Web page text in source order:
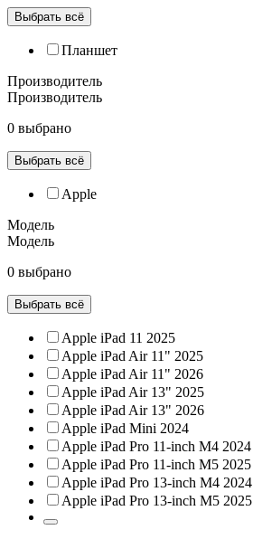
Выбрать всё
Планшет
Производитель
Производитель
0 выбрано
Выбрать всё
Apple
Модель
Модель
0 выбрано
Выбрать всё
Apple iPad 11 2025
Apple iPad Air 11" 2025
Apple iPad Air 11" 2026
Apple iPad Air 13" 2025
Apple iPad Air 13" 2026
Apple iPad Mini 2024
Apple iPad Pro 11-inch M4 2024
Apple iPad Pro 11-inch M5 2025
Apple iPad Pro 13-inch M4 2024
Apple iPad Pro 13-inch M5 2025